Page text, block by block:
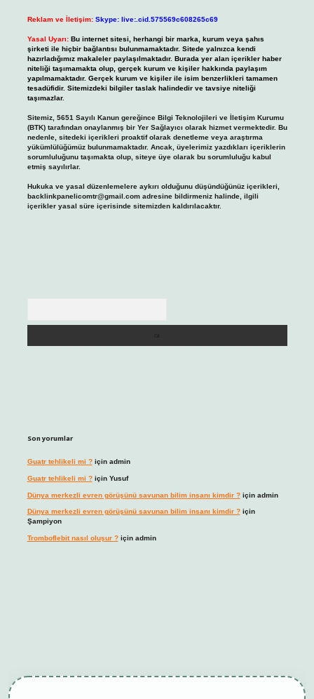
Reklam ve İletişim: Skype: live:.cid.575569c608265c69
Yasal Uyarı: Bu internet sitesi, herhangi bir marka, kurum veya şahıs
şirketi ile hiçbir bağlantısı bulunmamaktadır. Sitede yalnızca kendi
hazırladığımız makaleler paylaşılmaktadır. Burada yer alan içerikler haber
niteliği taşımamakta olup, gerçek kurum ve kişiler hakkında paylaşım
yapılmamaktadır. Gerçek kurum ve kişiler ile isim benzerlikleri tamamen
tesadüfidir. Sitemizdeki bilgiler taslak halindedir ve tavsiye niteliği
taşımazlar.
Sitemiz, 5651 Sayılı Kanun gereğince Bilgi Teknolojileri ve İletişim Kurumu
(BTK) tarafından onaylanmış bir Yer Sağlayıcı olarak hizmet vermektedir. Bu
nedenle, sitedeki içerikleri proaktif olarak denetleme veya araştırma
yükümlülüğümüz bulunmamaktadır. Ancak, üyelerimiz yazdıkları içeriklerin
sorumluluğunu taşımakta olup, siteye üye olarak bu sorumluluğu kabul
etmiş sayılırlar.
Hukuka ve yasal düzenlemelere aykırı olduğunu düşündüğünüz içerikleri,
backlinkpanelicomtr@gmail.comadresine bildirmeniz halinde, ilgili
içerikler yasal süre içerisinde sitemizden kaldırılacaktır.
Son yorumlar
Guatr tehlikeli mi ?için admin
Guatr tehlikeli mi ?için Yusuf
Dünya merkezli evren görüşünü savunan bilim insanı kimdir ?için admin
Dünya merkezli evren görüşünü savunan bilim insanı kimdir ?için
Şampiyon
Tromboflebit nasıl oluşur ?için admin